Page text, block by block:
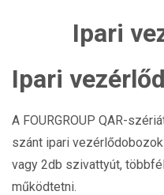
Ipari
Ipari
A FOURGROUP QAR-
szánt ipari
vagy 2db szivattyút,
működtetni.